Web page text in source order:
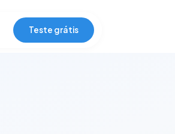
Teste grátis